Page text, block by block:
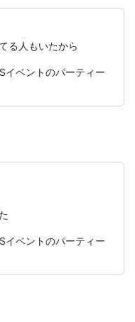
る人もいたから
ベントのパーティー
ベントのパーティー